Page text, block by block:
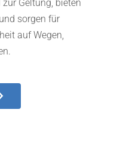
Geltung, bieten
sorgen für
auf Wegen,